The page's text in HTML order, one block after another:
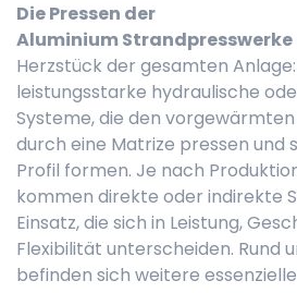
Die Pressen der
Aluminium Strandpresswerke
Herzstück der gesamten
leistungsstarke hydraulische
Systeme, die den
durch eine Matrize pressen und
Profil formen. Je nach
kommen direkte oder indirekte
Einsatz, die sich in Leistung,
Flexibilität unterscheiden. Rund
befinden sich weitere